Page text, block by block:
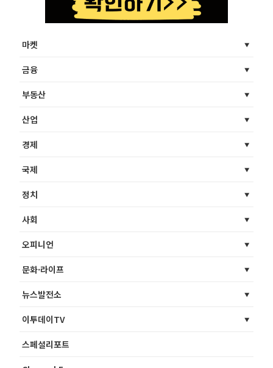
마켓
금융
부동산
산업
경제
국제
정치
사회
오피니언
문화·라이프
뉴스발전소
이투데이TV
스페셜리포트